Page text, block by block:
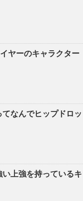
ヤーのキャラクター
てなんでヒップドロッ
い上強を持っているキ